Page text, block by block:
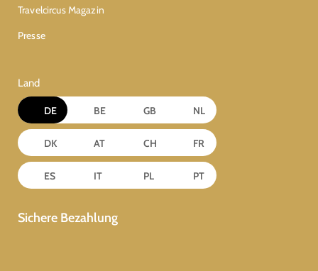
Travelcircus Magazin
Presse
Land
DE BE GB NL
DK AT CH FR
ES IT PL PT
Sichere Bezahlung